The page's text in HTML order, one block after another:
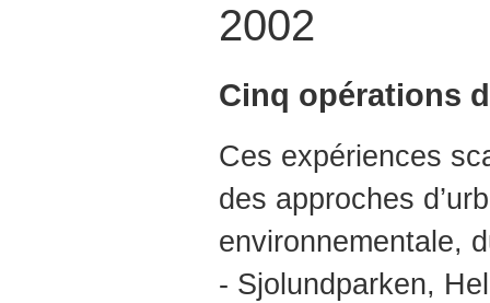
2002
Cinq opérations
Ces expériences
des approches
environnementale,
- Sjolundparken,